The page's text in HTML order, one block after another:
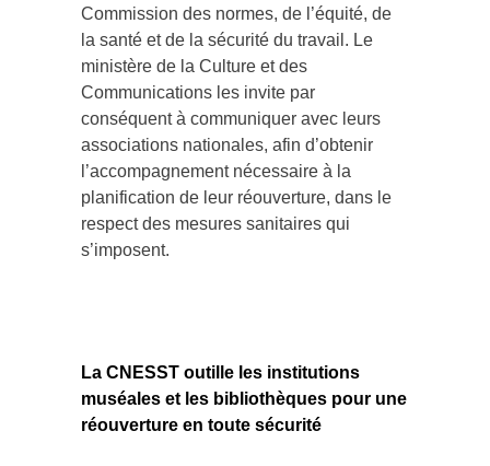
Commission des normes, de l’équité, de
la santé et de la sécurité du travail. Le
ministère de la Culture et des
Communications les invite par
conséquent à communiquer avec leurs
associations nationales, afin d’obtenir
l’accompagnement nécessaire à la
planification de leur réouverture, dans le
respect des mesures sanitaires qui
s’imposent.
La CNESST outille les institutions
muséales et les bibliothèques pour une
réouverture en toute sécurité